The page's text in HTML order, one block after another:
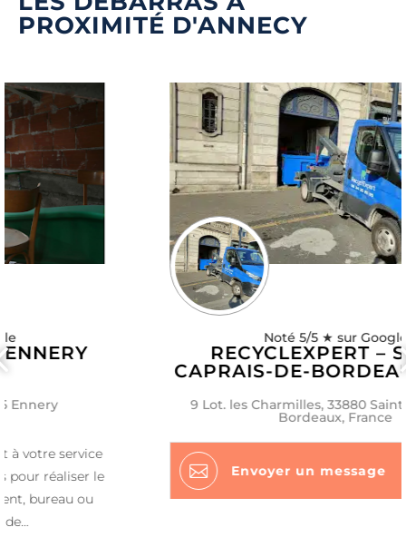
PROXIMITÉ D'ANNECY
Noté 5/5 ★ sur Google
RECYCLEXPERT – SAINT-
CAPRAIS-DE-BORDEAUX 33880
9 Lot. les Charmilles, 33880 Saint-Caprais-de-
 Envoyer un message